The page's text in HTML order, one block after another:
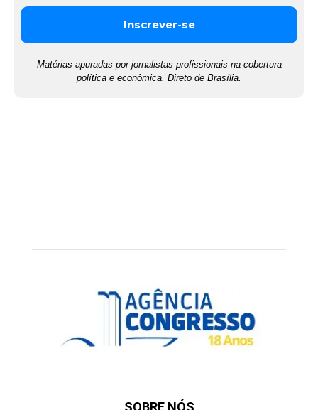
Matérias apuradas por jornalistas profissionais na cobertura
política e econômica. Direto de Brasília.
SOBRE NÓS